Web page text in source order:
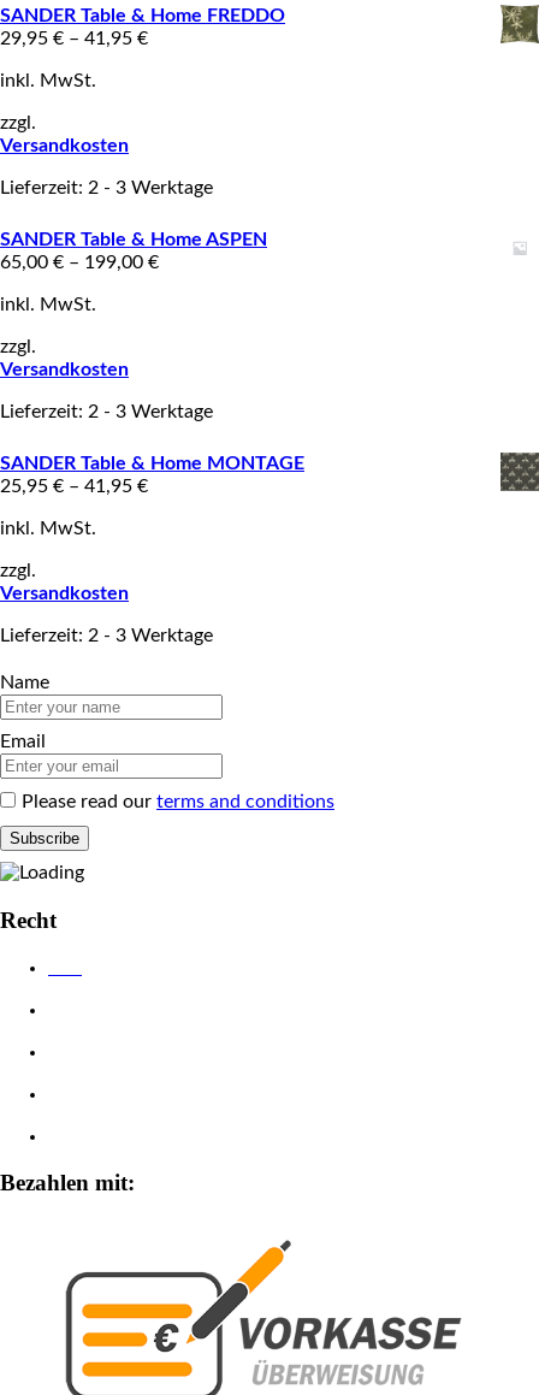
SANDER Table & Home FREDDO
29,95 € – 41,95 €
inkl. MwSt.
zzgl.
Versandkosten
Lieferzeit: 2 - 3 Werktage
SANDER Table & Home ASPEN
65,00 € – 199,00 €
inkl. MwSt.
zzgl.
Versandkosten
Lieferzeit: 2 - 3 Werktage
SANDER Table & Home MONTAGE
25,95 € – 41,95 €
inkl. MwSt.
zzgl.
Versandkosten
Lieferzeit: 2 - 3 Werktage
Name
Email
Please read our terms and conditions
Recht
Bezahlen mit: